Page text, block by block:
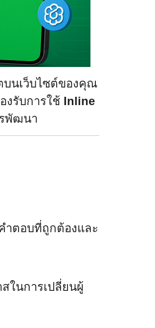
บนเว็บไซต์ของคุณ
งรับการใช้ Inline
พัฒนา
ำตอบที่ถูกต้องและ
ในการเปลี่ยนผู้